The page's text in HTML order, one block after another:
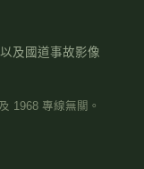
及國道事故影像
1968 專線無關。